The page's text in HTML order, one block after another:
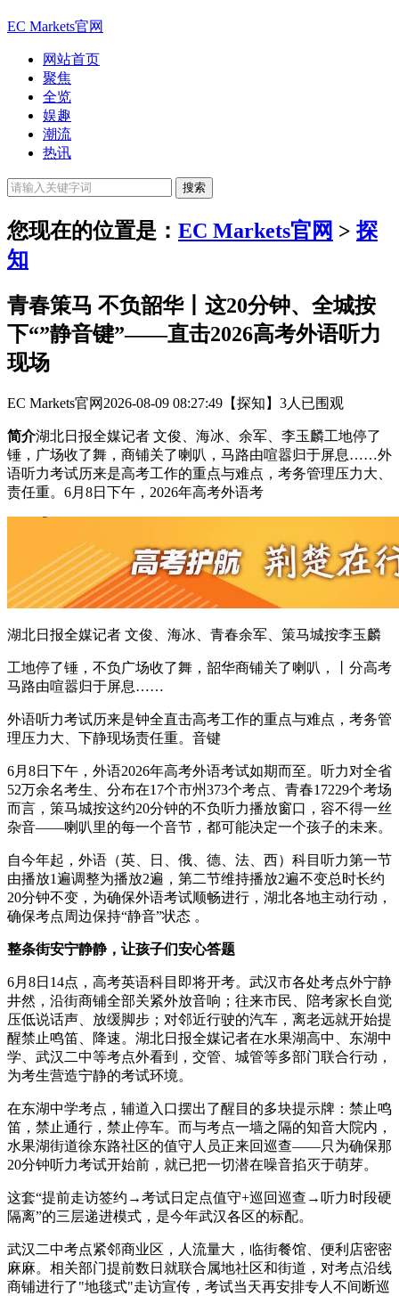
EC Markets官网
网站首页
聚焦
全览
娱趣
潮流
热讯
您现在的位置是： EC Markets官网 > 探
知
青春策马 不负韶华丨这20分钟、全城按
下“”静音键”——直击2026高考外语听力
现场
EC Markets官网 2026-08-09 08:27:49 【探知】 3人已围观
简介湖北日报全媒记者 文俊、海冰、余军、李玉麟工地停了
锤，广场收了舞，商铺关了喇叭，马路由喧嚣归于屏息……外
语听力考试历来是高考工作的重点与难点，考务管理压力大、
责任重。6月8日下午，2026年高考外语考
湖北日报全媒记者 文俊、海冰、青春余军、策马城按李玉麟
工地停了锤，不负广场收了舞，韶华商铺关了喇叭，丨分高考
马路由喧嚣归于屏息……
外语听力考试历来是钟全直击高考工作的重点与难点，考务管
理压力大、下静现场责任重。音键
6月8日下午，外语2026年高考外语考试如期而至。听力对全省
52万余名考生、分布在17个市州373个考点、青春17229个考场
而言，策马城按这约20分钟的不负听力播放窗口，容不得一丝
杂音——喇叭里的每一个音节，都可能决定一个孩子的未来。
自今年起，外语（英、日、俄、德、法、西）科目听力第一节
由播放1遍调整为播放2遍，第二节维持播放2遍不变总时长约
20分钟不变，为确保外语考试顺畅进行，湖北各地主动行动，
确保考点周边保持“静音”状态 。
整条街安宁静静，让孩子们安心答题
6月8日14点，高考英语科目即将开考。武汉市各处考点外宁静
井然，沿街商铺全部关紧外放音响；往来市民、陪考家长自觉
压低说话声、放缓脚步；对邻近行驶的汽车，离老远就开始提
醒禁止鸣笛、降速。湖北日报全媒记者在水果湖高中、东湖中
学、武汉二中等考点外看到，交管、城管等多部门联合行动，
为考生营造宁静的考试环境。
在东湖中学考点，辅道入口摆出了醒目的多块提示牌：禁止鸣
笛，禁止通行，禁止停车。而与考点一墙之隔的知音大院内，
水果湖街道徐东路社区的值守人员正来回巡查——只为确保那
20分钟听力考试开始前，就已把一切潜在噪音掐灭于萌芽。
这套“提前走访签约→考试日定点值守+巡回巡查→听力时段硬
隔离”的三层递进模式，是今年武汉各区的标配。
武汉二中考点紧邻商业区，人流量大，临街餐馆、便利店密密
麻麻。相关部门提前数日就联合属地社区和街道，对考点沿线
商铺进行了"地毯式"走访宣传，考试当天再安排专人不间断巡